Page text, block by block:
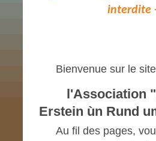
interdite
Bienvenue sur le
l'Association
Erstein ùn Rund
Au fil des pages,